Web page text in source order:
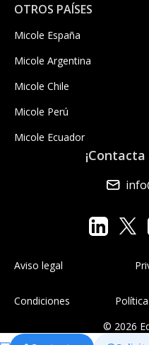
OTROS PAÍSES
Micole España
Micole Argentina
Micole Chile
Micole Perú
Micole Ecuador
Aviso legal
Condiciones
© 2026